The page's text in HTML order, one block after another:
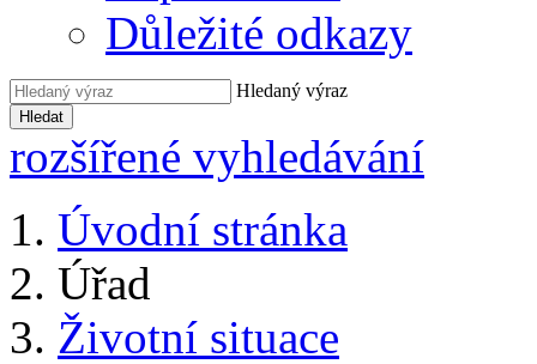
Důležité odkazy
Hledaný výraz
Hledat
rozšířené vyhledávání
Úvodní stránka
Úřad
Životní situace